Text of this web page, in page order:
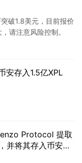
破1.8美元，目前报价
请注意风险控制。
安存入1.5亿XPL
Protocol 提取
并将其存入币安交